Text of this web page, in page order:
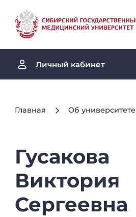
Личный кабинет
Главная Об университете
Гусакова
Виктория
Сергеевна